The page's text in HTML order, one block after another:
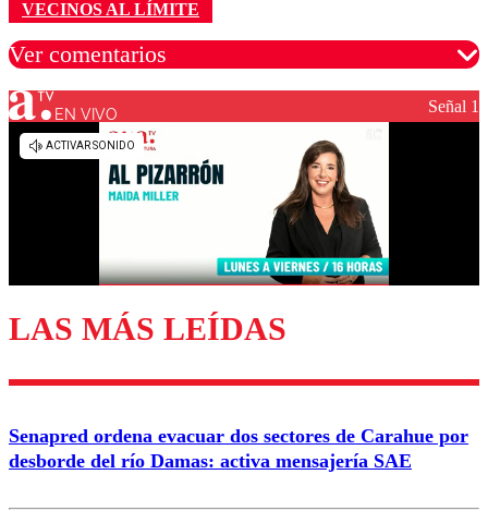
VECINOS AL LÍMITE
Ver comentarios
Los comentarios son moderados para garantizar un
diálogo respetuoso.
Enviar comentario
EN VIVO Señal 1
LAS MÁS LEÍDAS
Senapred ordena evacuar dos sectores de Carahue por
desborde del río Damas: activa mensajería SAE